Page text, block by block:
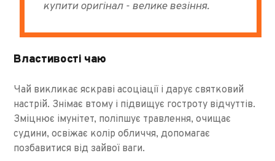
купити оригінал - велике везіння.
Властивості чаю
Чай викликає яскраві асоціації і дарує святковий
настрій. Знімає втому і підвищує гостроту відчуттів.
Зміцнює імунітет, поліпшує травлення, очищає
судини, освіжає колір обличчя, допомагає
позбавитися від зайвої ваги.